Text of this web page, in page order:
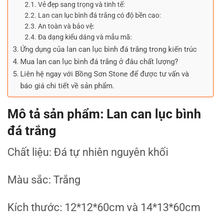
Vẻ đẹp sang trọng và tinh tế:
Lan can lục bình đá trắng có độ bền cao:
An toàn và bảo vệ:
Đa dạng kiểu dáng và mẫu mã:
Ứng dụng của lan can lục bình đá trắng trong kiến trúc
Mua lan can lục bình đá trắng ở đâu chất lượng?
Liên hệ ngay với Bồng Sơn Stone để được tư vấn và
báo giá chi tiết về sản phẩm.
Mô tả sản phẩm: Lan can lục bình
đá trắng
Chất liệu: Đá tự nhiên nguyên khối
Màu sắc: Trắng
Kích thước: 12*12*60cm và 14*13*60cm